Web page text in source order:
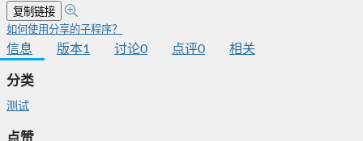
复制链接
如何使用分享的子程序？
信息 版本1 讨论0 点评0 相关
分类
测试
点赞